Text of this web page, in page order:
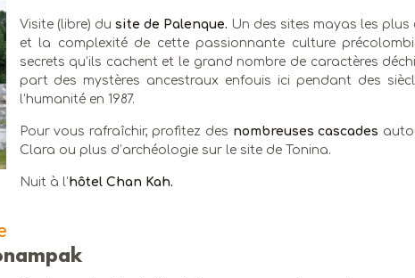
Visite (libre) du site de Palenque. Un des sites mayas les
et la complexité de cette passionnante culture
secrets qu’ils cachent et le grand nombre de caractères
part des mystères ancestraux enfouis ici pendant des
l’humanité en 1987.
Pour vous rafraîchir, profitez des nombreuses cascades
Clara ou plus d’archéologie sur le site de Tonina.
Nuit à l’hôtel Chan Kah.